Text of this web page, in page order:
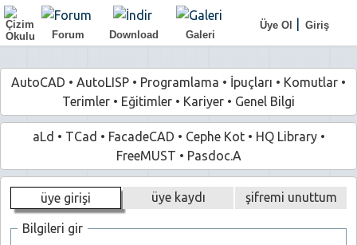
Üye Ol
Giriş
Forum
Download Galeri
AutoCAD • AutoLISP • Programlama • İpuçları • Komutlar •
Terimler • Eğitimler • Kariyer • Genel Bilgi
aLd • TCad • FacadeCAD • Cephe Kot• HQ Library•
FreeMUST • Pasdoc.A
üye girişi üye kaydı şifremi unuttum
Bilgileri gir